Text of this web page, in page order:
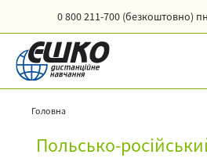
0 800 211-700 (безкоштовно)
Головна
Польсько-